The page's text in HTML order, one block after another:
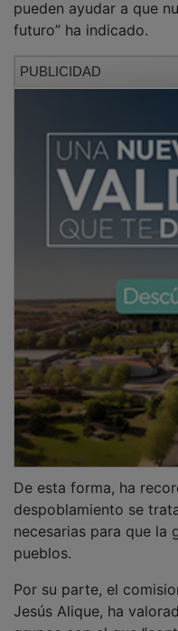
futuro” ha indicado.
despoblamiento se
necesarias para que la
pueblos.
Jesús Alique, ha
grupos con el que